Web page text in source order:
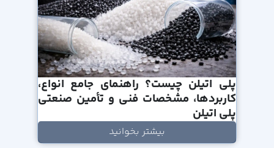
پلی اتیلن چیست؟ راهنمای جامع انواع،
کاربردها، مشخصات فنی و تأمین صنعتی
پلی اتیلن
بیشتر بخوانید